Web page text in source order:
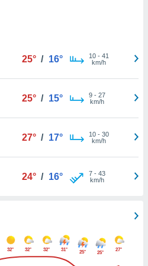
25° / 16° 10- 41
km/h
25° / 15° 9- 27
km/h
27° / 17° 10- 30
km/h
24° / 16° 7- 43
km/h
32° 32° 32° 31° 25° 25°
27°